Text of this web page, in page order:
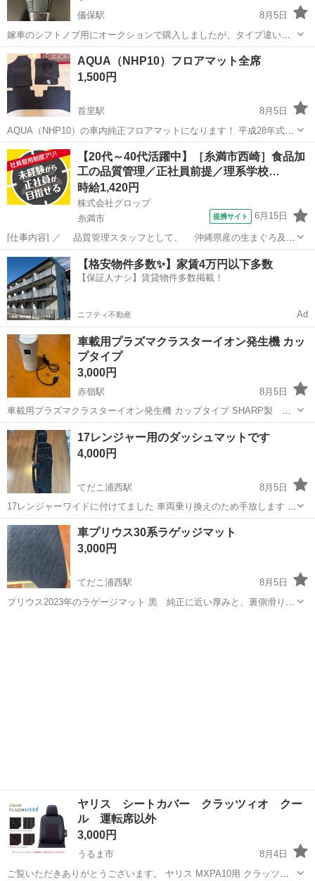
儀保駅
8月5日
嫁車のシフトノブ用にオークションで購入しましたが、タイプ違いで
装着できませんでした。 最近のダイハツ軽自動車の内装グレードアッ
プに如何でしょう。 ※車種別適合可否については分かりかねます 出品
にあたり購入金額より値...
沖縄 那覇市 シフトノブ
AQUA（NHP10）フロアマット全席
1,500円
首里駅
8月5日
AQUA（NHP10）の車内純正フロアマットになります！ 平成28年式車
両から取り外しました！ 一度洗ってますが、神経質な方は再度洗うの
をお勧めします！ 破れ等酷いダメージは特にありません！^ ^ サイズ
リア 横 12...
沖縄 那覇市 首里駅 内装、インテリア フロアマット
【20代～40代活躍中】［糸満市西崎］食品加
工の品質管理／正社員前提／理系学校…
時給1,420円
株式会社グロップ
糸満市
提携サイト 6月15日
[仕事内容] ／ 品質管理スタッフとして、 沖縄県産の生まぐろ及び
介護食を全国に広めよう！ ＼ 品質管理の経験が活かせる！新規事業の
介護食の中核メンバーを募集！ 理数系の学校卒なら未経験でもOK！
サポート体制が整って...
沖縄 糸満市 工場
【格安物件多数✨】家賃4万円以下多数
【保証人ナシ】賃貸物件多数掲載！
ニフティ不動産 Ad
車載用プラズマクラスターイオン発生機 カッ
プタイプ
3,000円
赤嶺駅
8月5日
車載用プラズマクラスターイオン発生機 カップタイプ SHARP製 シ
ャープ 車内で使ってましたが 使用することが少なくなったので お譲
りします。 電源はUSB Aタイプからとなります。 フィルターの清掃は
しています。 動作...
沖縄 豊見城市 内装、インテリア
17レンジャー用のダッシュマットです
4,000円
てだこ浦西駅
8月5日
17レンジャーワイドに付けてました 車両乗り換えのため手放します 比
較的綺麗な方です購入後は3nで宜しくお願いします
沖縄 うるま市 てだこ浦西駅 内装、インテリア
レンジャー
車プリウス30系ラゲッジマット
3,000円
てだこ浦西駅
8月5日
プリウス2023年のラゲージマット 黒 純正に近い厚みと、裏側滑り止
ヤリス シートカバー クラッツィオ クー
ル 運転席以外
3,000円
うるま市
8月4日
ご覧いただきありがとうございます。 ヤリス MXPA10用 クラッツィ